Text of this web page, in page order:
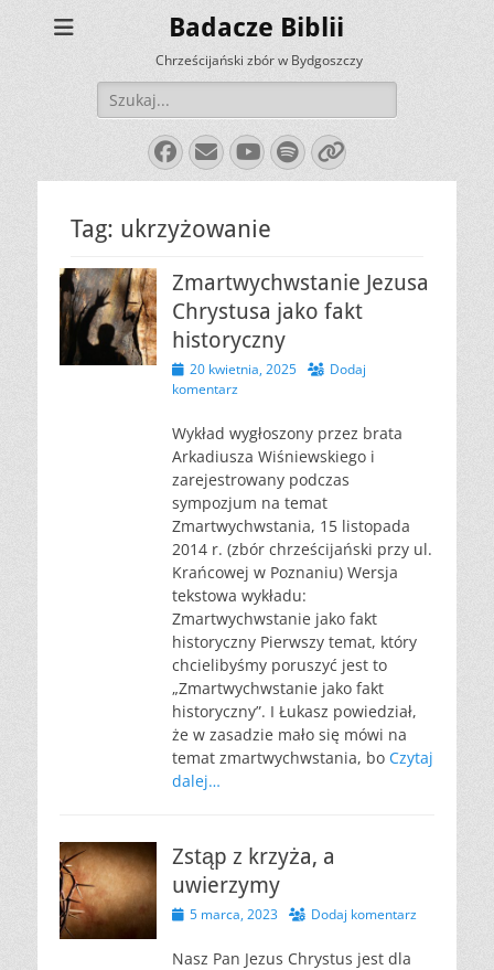
Badacze Biblii
Chrześcijański zbór w Bydgoszczy
Szukaj:
Facebook
E-
mail
YouTube
Spotify
Link
Tag: ukrzyżowanie
Zmartwychwstanie Jezusa
Chrystusa jako fakt
historyczny
Opublikowano
20 kwietnia, 2025
Dodaj
komentarz
Wykład wygłoszony przez brata
Arkadiusza Wiśniewskiego i
zarejestrowany podczas
sympozjum na temat
Zmartwychwstania, 15 listopada
2014 r. (zbór chrześcijański przy ul.
Krańcowej w Poznaniu) Wersja
tekstowa wykładu:
Zmartwychwstanie jako fakt
historyczny Pierwszy temat, który
chcielibyśmy poruszyć jest to
„Zmartwychwstanie jako fakt
historyczny”. I Łukasz powiedział,
że w zasadzie mało się mówi na
temat zmartwychwstania, bo Czytaj
dalej…
Zstąp z krzyża, a
uwierzymy
Opublikowano
5 marca, 2023 Dodaj komentarz
Nasz Pan Jezus Chrystus jest dla